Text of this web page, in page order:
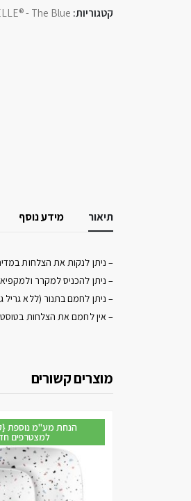
קטגוריות: - The Blue
תיאור מידע נוסף
– ניתן לנקות את הצלחות
– ניתן להכניס למקרר
– ניתן לחמם בתנור (ללא גריל
– אין לחמם את הצלחות בטוסטר
מוצרים קשורים
למצטרפים